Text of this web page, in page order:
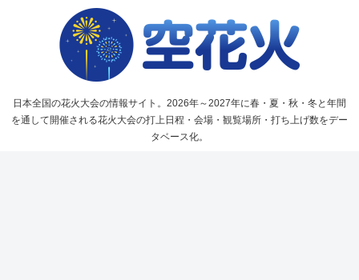
日本全国の花火大会の情報サイト。2026年～2027年に春・夏・秋・冬と年間
を通して開催される花火大会の打上日程・会場・観覧場所・打ち上げ数をデー
タベース化。